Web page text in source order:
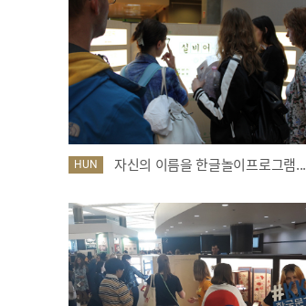
HUN 자신의 이름을 한글놀이프로그램...